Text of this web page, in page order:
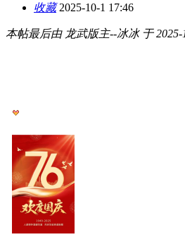
收藏2025-10-1 17:46
本帖最后由 龙武版主--冰冰 于 2025-